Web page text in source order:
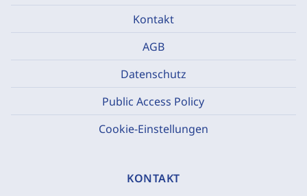
Kontakt
AGB
Datenschutz
Public Access Policy
Cookie-Einstellungen
KONTAKT